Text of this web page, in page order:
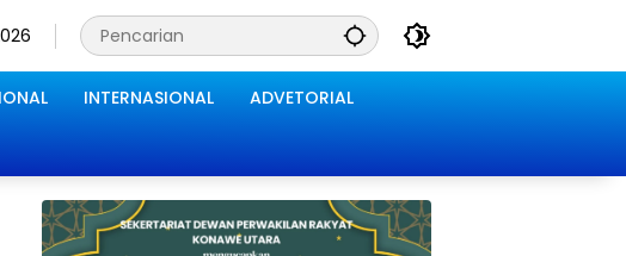
INTERNASIONAL ADVETORIAL